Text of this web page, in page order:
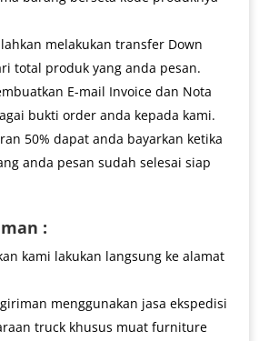
melakukan transfer Down
total produk yang anda pesan.
E-mail Invoice dan Nota
bukti order anda kepada kami.
50% dapat anda bayarkan ketika
anda pesan sudah selesai siap
:
kami lakukan langsung ke alamat
menggunakan jasa ekspedisi
truck khusus muat furniture